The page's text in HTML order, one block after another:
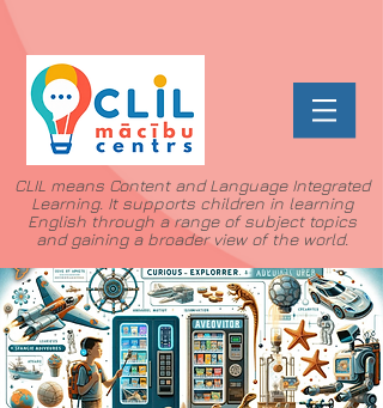
CLIL means Content and Language Integrated
Learning. It supports children in learning
English through a range of subject topics
and gaining a broader view of the world.